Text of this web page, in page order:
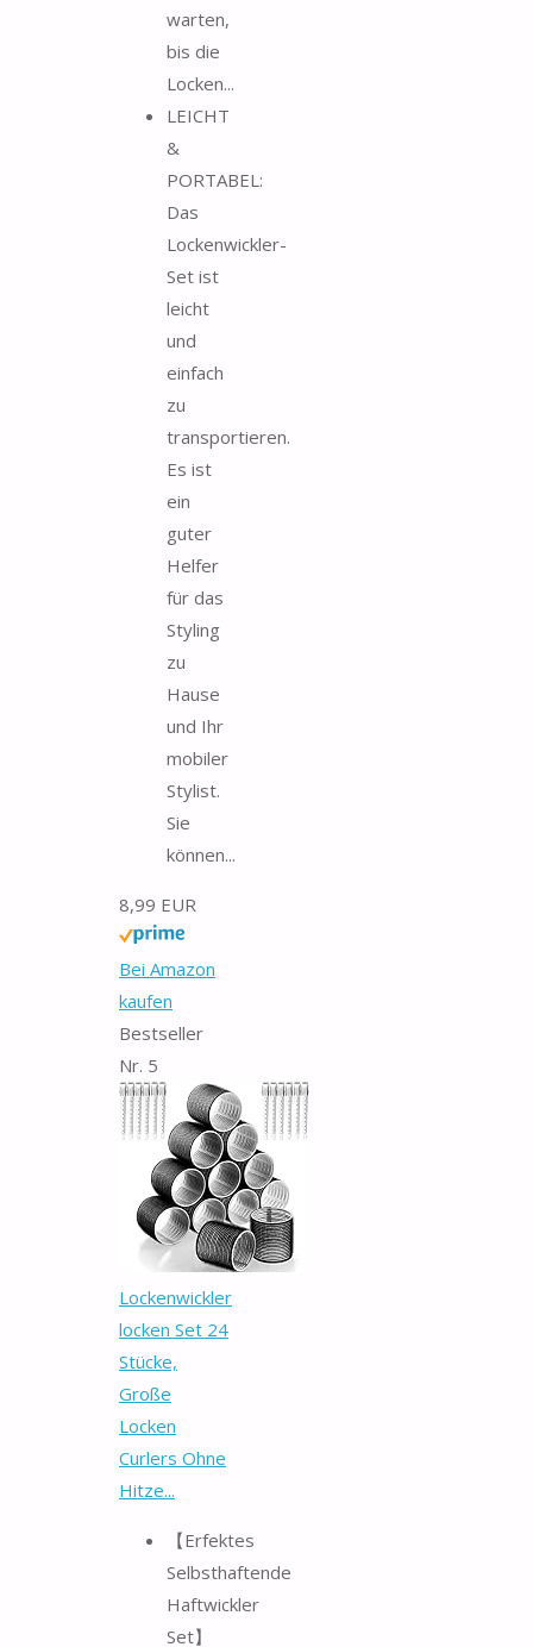
warten,
bis die
Locken...
LEICHT
&
PORTABEL:
Das
Lockenwickler-
Set ist
leicht
und
einfach
zu
transportieren.
Es ist
ein
guter
Helfer
für das
Styling
zu
Hause
und Ihr
mobiler
Stylist.
Sie
können...
8,99 EUR
Bei Amazon
kaufen
Bestseller
Nr. 5
Lockenwickler
locken Set 24
Stücke,
Große
Locken
Curlers Ohne
Hitze...
【Erfektes
Selbsthaftende
Haftwickler
Set】